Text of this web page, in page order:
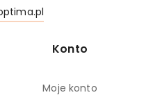
Konto
Moje konto